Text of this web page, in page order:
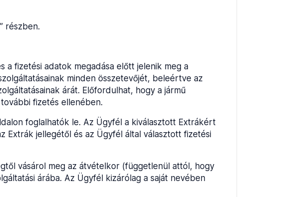
részben.
a fizetési adatok megadása előtt jelenik meg a
minden összetevőjét, beleértve az
árát. Előfordulhat, hogy a jármű
fizetés ellenében.
foglalhatók le. Az Ügyfél a kiválasztott Extrákért
Extrák jellegétől és az Ügyfél által választott fizetési
vásárol meg az átvételkor (függetlenül attól, hogy
árába. Az Ügyfél kizárólag a saját nevében